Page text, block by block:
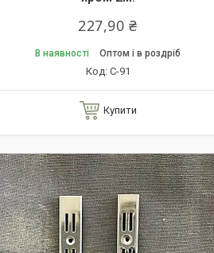
227,90 ₴
В наявності Оптом і в роздріб
C-91
Купити